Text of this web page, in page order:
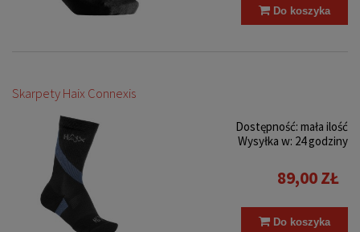
Do koszyka
Skarpety Haix Connexis
Dostępność: mała ilość
Wysyłka w: 24 godziny
89,00 ZŁ
Do koszyka